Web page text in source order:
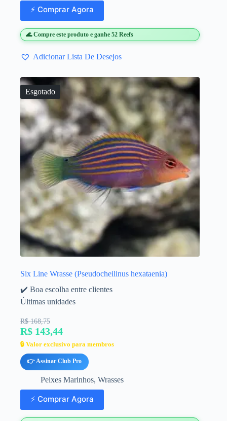
⚡ Comprar Agora
🌊 Compre este produto e ganhe 52 Reefs
Adicionar Lista De Desejos
Esgotado
Six Line Wrasse (Pseudocheilinus hexataenia)
✔️ Boa escolha entre clientes
Últimas unidades
R$ 168,75
R$ 143,44
🔒 Valor exclusivo para membros
👉 Assinar Club Pro
Peixes Marinhos, Wrasses
⚡ Comprar Agora